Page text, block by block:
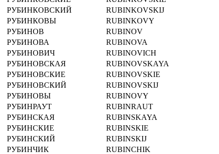
РУБИНКОВСКИЙ
RUBINKOVSKIJ
РУБИНКОВЫ
RUBINKOVY
РУБИНОВ
RUBINOV
РУБИНОВА
RUBINOVA
РУБИНОВИЧ
RUBINOVICH
РУБИНОВСКАЯ
RUBINOVSKAYA
РУБИНОВСКИЕ
RUBINOVSKIE
РУБИНОВСКИЙ
RUBINOVSKIJ
РУБИНОВЫ
RUBINOVY
РУБИНРАУТ
RUBINRAUT
РУБИНСКАЯ
RUBINSKAYA
РУБИНСКИЕ
RUBINSKIE
РУБИНСКИЙ
RUBINSKIJ
РУБИНЧИК
RUBINCHIK